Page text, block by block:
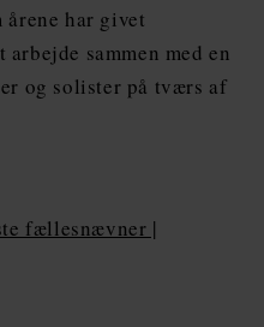
har givet
sammen med en
og solister på tværs af
fællesnævner |